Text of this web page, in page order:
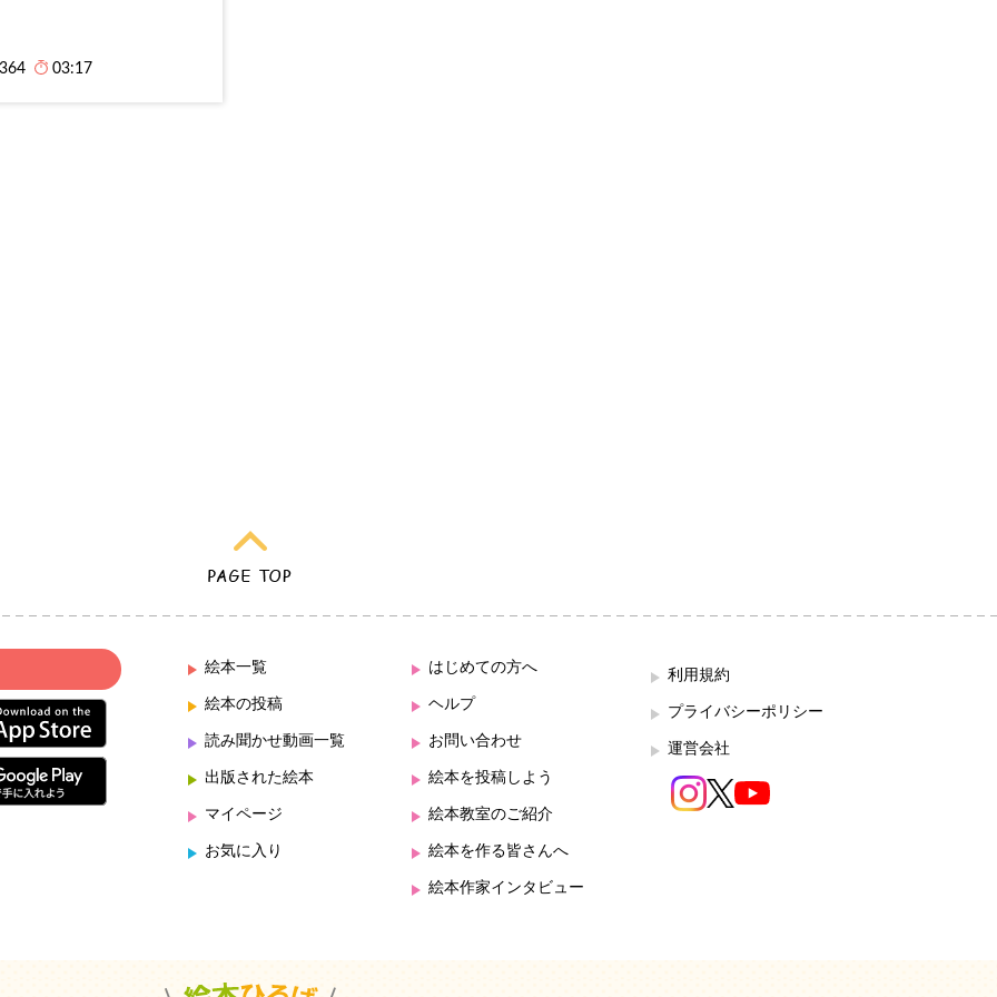
03:17
絵本一覧
絵本の投稿
読み聞かせ動画一覧
出版された絵本
マイページ
お気に入り
はじめての方へ
ヘルプ
お問い合わせ
絵本を投稿しよう
絵本教室のご紹介
絵本を作る皆さんへ
絵本作家インタビュー
利用規約
プライバシーポリシー
運営会社